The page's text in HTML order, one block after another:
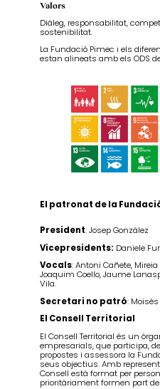
Valors
Diàleg, responsabilitat,
sostenibilitat.
La Fundació Pimec i els
estan alineats amb els ODS
El patronat de la
President: Josep González
Vicepresidents: Daniele
Vocals: Antoni Cañete,
Joaquim Coello, Jaume
Vila.
Secretari no patró:
El Consell Territorial
El Consell Territorial és un
empresarials, que participa,
propostes i assessora la
seus objectius. Amb
Consell està format per
prioritàriament formen part